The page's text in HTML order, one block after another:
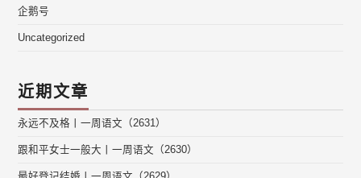
企鹅号
Uncategorized
近期文章
永远不及格丨一周语文（2631）
跟和平女士一般大丨一周语文（2630）